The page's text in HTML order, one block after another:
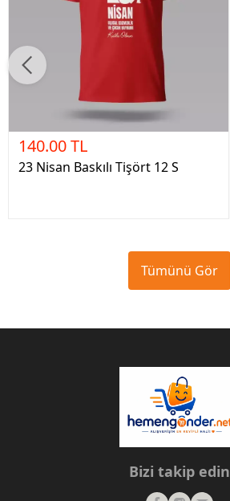
140.00 TL
23 Nisan Baskılı Tişört 12 S
Tümünü Gör
Bizi takip edin